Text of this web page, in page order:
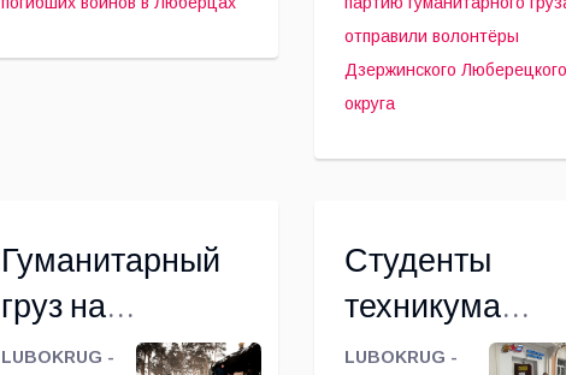
почтили память
движения
«Ангелы
Победы»
города
городского
отправили в
проведения
отправили волонтёры
Дзержинского Люберецкого
округа
Гуманитарный
груз на
передовую
LUBOKRUG -
Студенты
техникума
приняли
LUBOKRUG -